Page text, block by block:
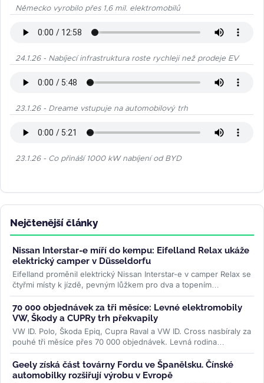
Německo vyrobilo přes 1,6 mil. elektromobilů
24.1.26 - Nabíjecí infrastruktura roste rychleji než prodeje EV
23.1.26 - Dreame vstupuje na automobilový trh
23.1.26 - Co přináší 1000 kW nabíjení od BYD
Nejčtenější články
Nissan Interstar-e míří do kempu: Eifelland Relax ukáže
elektrický camper v Düsseldorfu
Eifelland proměnil elektrický Nissan Interstar-e v camper Relax se
čtyřmi místy k jízdě, pevným lůžkem pro dva a topením
napájeným z...>>
70 000 objednávek za tři měsíce: Levné elektromobily
VW, Škody a CUPRy trh překvapily
VW ID. Polo, Škoda Epiq, Cupra Raval a VW ID. Cross nasbíraly za
pouhé tři měsíce přes 70 000 objednávek. Levná rodina
elektromobilů...>>
Geely získá část továrny Fordu ve Španělsku. Čínské
automobilky rozšiřují výrobu v Evropě